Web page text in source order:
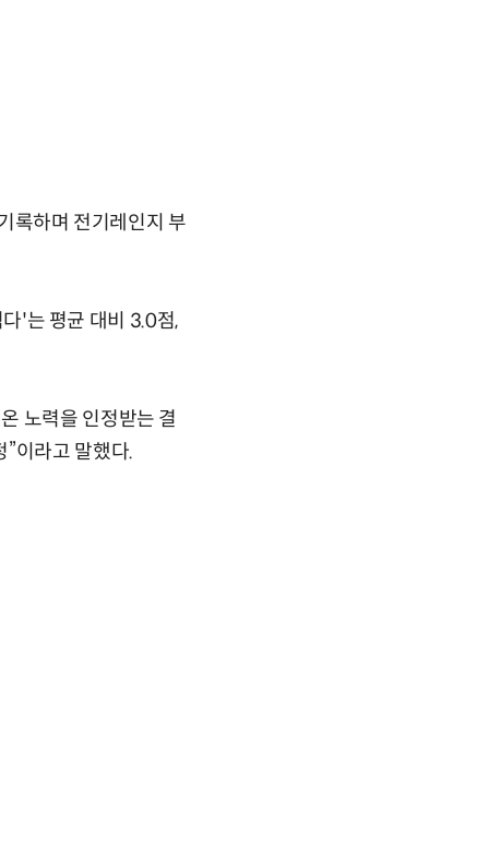
록하며 전기레인지 부
'는 평균 대비 3.0점,
노력을 인정받는 결
이라고 말했다.